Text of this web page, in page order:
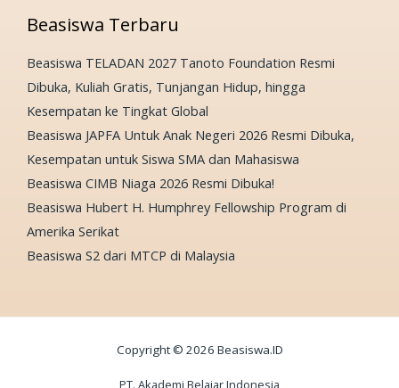
Beasiswa Terbaru
Beasiswa TELADAN 2027 Tanoto Foundation Resmi
Dibuka, Kuliah Gratis, Tunjangan Hidup, hingga
Kesempatan ke Tingkat Global
Beasiswa JAPFA Untuk Anak Negeri 2026 Resmi Dibuka,
Kesempatan untuk Siswa SMA dan Mahasiswa
Beasiswa CIMB Niaga 2026 Resmi Dibuka!
Beasiswa Hubert H. Humphrey Fellowship Program di
Amerika Serikat
Beasiswa S2 dari MTCP di Malaysia
Copyright © 2026 Beasiswa.ID
PT. Akademi Belajar Indonesia